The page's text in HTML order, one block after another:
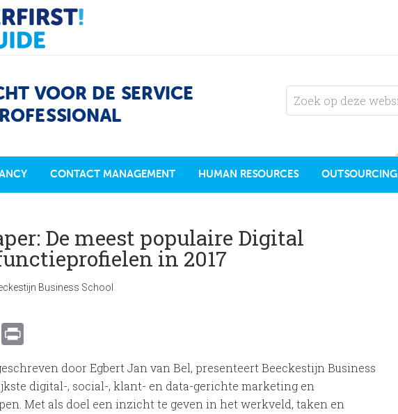
VOOR DE SERVICE
CONTACT MANAGEMENT HUMAN RESOURCES OUTSOURCING
De meest populaire Digital
in 2017
Business School
Email
door Egbert Jan van Bel, presenteert Beeckestijn Business
digital-, social-, klant- en data-gerichte marketing en
Met als doel een inzicht te geven in het werkveld, taken en